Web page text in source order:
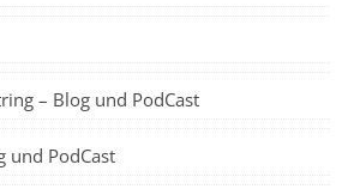
– Blog und PodCast
und PodCast